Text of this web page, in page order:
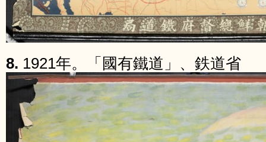
8. 1921年。「國有鐵道」、鉄道省